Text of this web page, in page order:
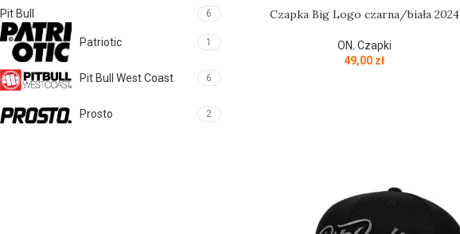
Pit Bull 6
Patriotic 1
Pit Bull West Coast 6
Prosto 2
Czapka Big Logo czarna/biała 2024
ON, Czapki
49,00 zł